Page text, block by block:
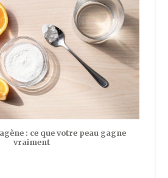
: ce que votre peau gagne
vraiment